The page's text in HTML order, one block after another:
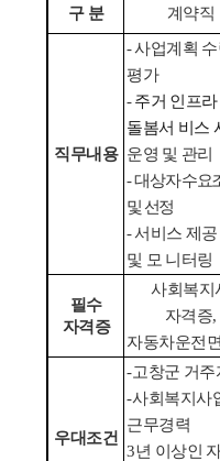
구 분 계약직
직무내용
-사업계획 수
평가
-주거 인프라
돌봄서 비스
운영 및 관리
-대상자 수요
및 선정
-서비스 제
및 모 니터링
필수
자격증
사회복지
자격증,
자동차운전
우대조건
-고창군 거주
-사회복지사
근무경력
3년 이상인